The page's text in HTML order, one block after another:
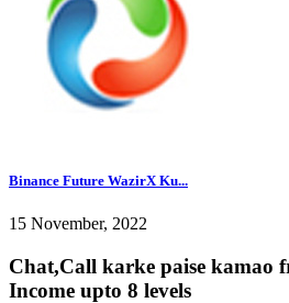
Binance Future WazirX Ku...
15 November, 2022
Chat,Call karke paise kamao
Income upto 8 levels